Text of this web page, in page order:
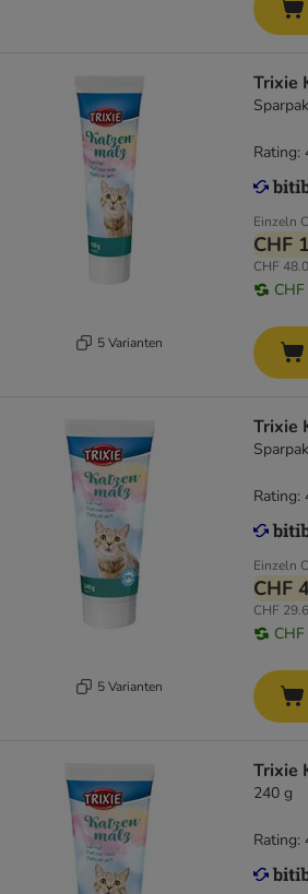
5 Varianten
Trixie
Einzeln
CHF
CHF
Rating:
5 Varianten
Trixie
Einzeln
CHF
CHF
Rating:
Trixie
240 g
Rating: